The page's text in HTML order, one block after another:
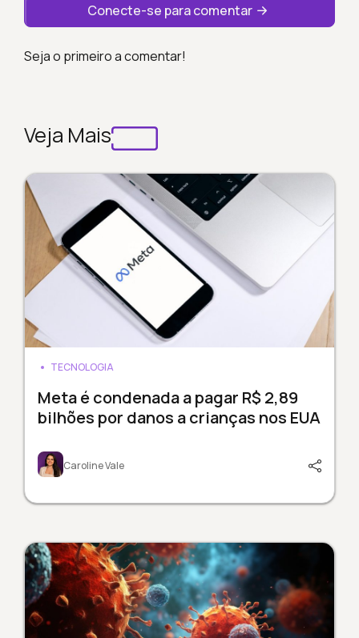
Conecte-se para comentar
Seja o primeiro a comentar!
Veja Mais
TECNOLOGIA
Meta é condenada a pagar R$ 2,89
bilhões por danos a crianças nos EUA
Caroline Vale